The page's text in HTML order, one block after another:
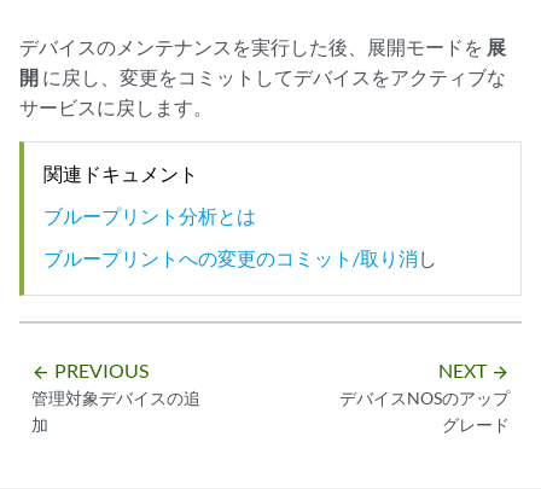
デバイスのメンテナンスを実行した後、展開モードを 展
開 に戻し、変更をコミットしてデバイスをアクティブな
サービスに戻します。
関連ドキュメント
ブループリント分析とは
ブループリントへの変更のコミット/取り消 し
arrow_backward PREVIOUS
管理対象デバイスの追
加
NEXT arrow_forward
デバイスNOSのアップ
グレード